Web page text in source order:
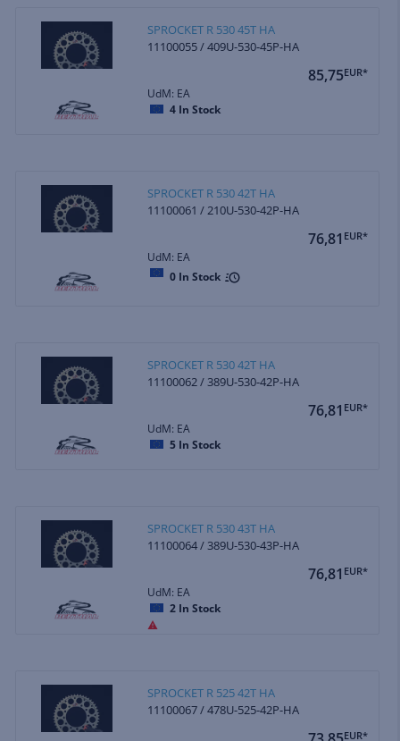
SPROCKET R 530 45T HA
11100055 / 409U-530-45P-HA
85,75EUR*
UdM: EA
4 In Stock
SPROCKET R 530 42T HA
11100061 / 210U-530-42P-HA
76,81 EUR*
UdM: EA
0 In Stock
SPROCKET R 530 42T HA
11100062 / 389U-530-42P-HA
76,81 EUR*
UdM: EA
5 In Stock
SPROCKET R 530 43T HA
11100064 / 389U-530-43P-HA
76,81 EUR*
UdM: EA
2 In Stock
SPROCKET R 525 42T HA
11100067 / 478U-525-42P-HA
EUR*